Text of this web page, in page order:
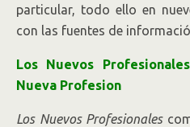
particular, todo ello en
con las fuentes de
Los Nuevos
Nueva Profesion
Los Nuevos Profesionales